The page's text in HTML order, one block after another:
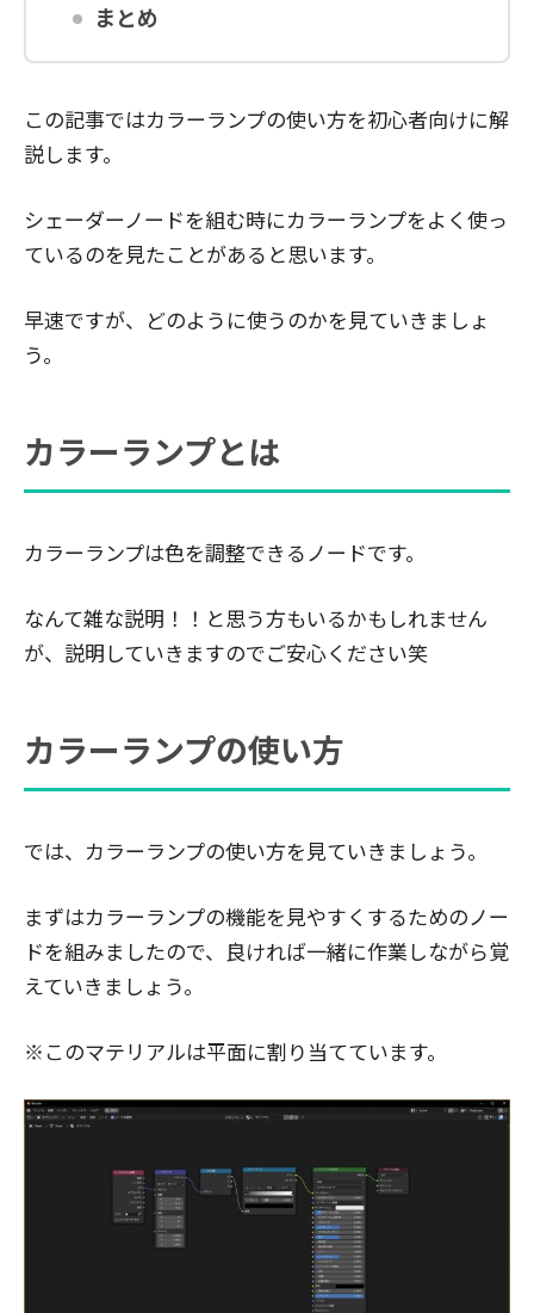
まとめ
この記事ではカラーランプの使い方を初心者向けに解
説します。
シェーダーノードを組む時にカラーランプをよく使っ
ているのを見たことがあると思います。
早速ですが、どのように使うのかを見ていきましょ
う。
カラーランプとは
カラーランプは色を調整できるノードです。
なんて雑な説明！！と思う方もいるかもしれません
が、説明していきますのでご安心ください笑
カラーランプの使い方
では、カラーランプの使い方を見ていきましょう。
まずはカラーランプの機能を見やすくするためのノー
ドを組みましたので、良ければ一緒に作業しながら覚
えていきましょう。
※このマテリアルは平面に割り当てています。